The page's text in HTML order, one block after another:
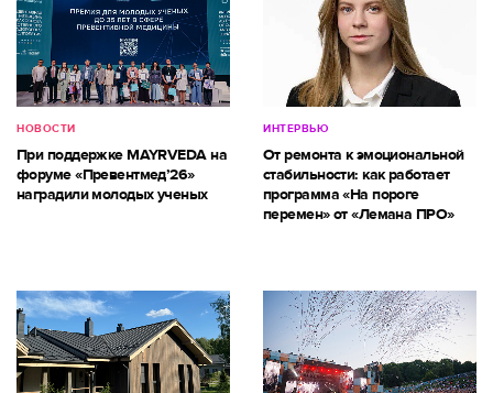
НОВОСТИ
При поддержке MAYRVEDA на
форуме «Превентмед’26»
наградили молодых ученых
ИНТЕРВЬЮ
От ремонта к эмоциональной
стабильности: как работает
программа «На пороге
перемен» от «Лемана ПРО»